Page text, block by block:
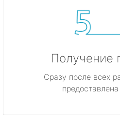
Получение
Сразу после всех
предоставлена